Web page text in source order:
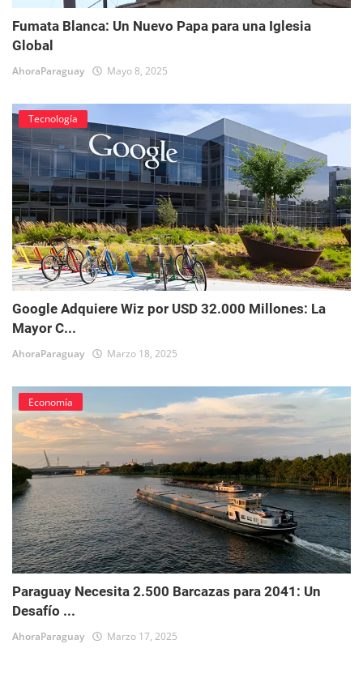
Fumata Blanca: Un Nuevo Papa para una Iglesia
Global
AhoraParaguay Mayo 8, 2025
Tecnología
Google Adquiere Wiz por USD 32.000 Millones: La
Mayor C...
AhoraParaguay Marzo 18, 2025
Economía
Paraguay Necesita 2.500 Barcazas para 2041: Un
Desafío ...
AhoraParaguay Marzo 17, 2025